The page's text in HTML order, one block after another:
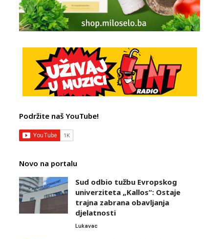
Podržite naš YouTube!
Novo na portalu
Sud odbio tužbu Evropskog
univerziteta „Kallos“: Ostaje
trajna zabrana obavljanja
djelatnosti
Lukavac